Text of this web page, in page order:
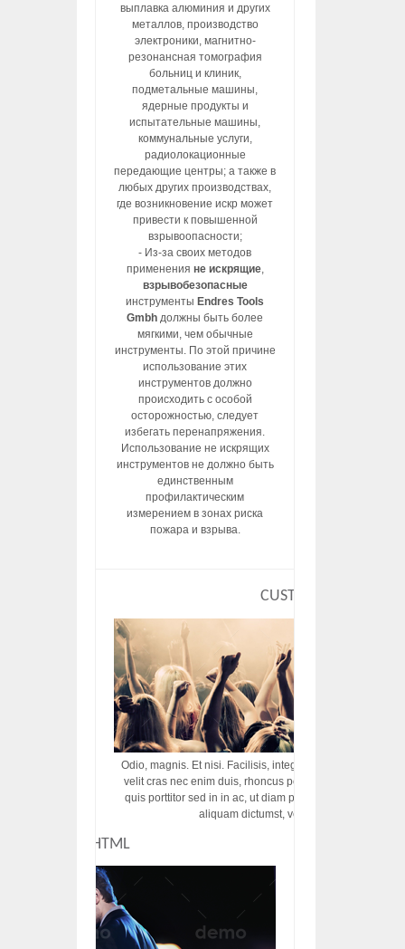
выплавка алюминия и других
металлов, производство
электроники, магнитно-
резонансная томография
больниц и клиник,
подметальные машины,
ядерные продукты и
испытательные машины,
коммунальные услуги,
радиолокационные
передающие центры; а также в
любых других производствах,
где возникновение искр может
привести к повышенной
взрывоопасности;
- Из-за своих методов
применения не искрящие,
взрывобезопасные
инструменты Endres Tools
Gmbh должны быть более
мягкими, чем обычные
инструменты. По этой причине
использование этих
инструментов должно
происходить с особой
осторожностью, следует
избегать перенапряжения.
Использование не искрящих
инструментов не должно быть
единственным
профилактическим
измерением в зонах риска
пожара и взрыва.
CUSTOM HTML
Odio, magnis. Et nisi. Facilisis, integer! Risus augue! Non
velit cras nec enim duis, rhoncus porttitor ac vut rhoncus
quis porttitor sed in in ac, ut diam porttitor odio nunc
aliquam dictumst, vel amet tincidunt
CUSTOM HTML